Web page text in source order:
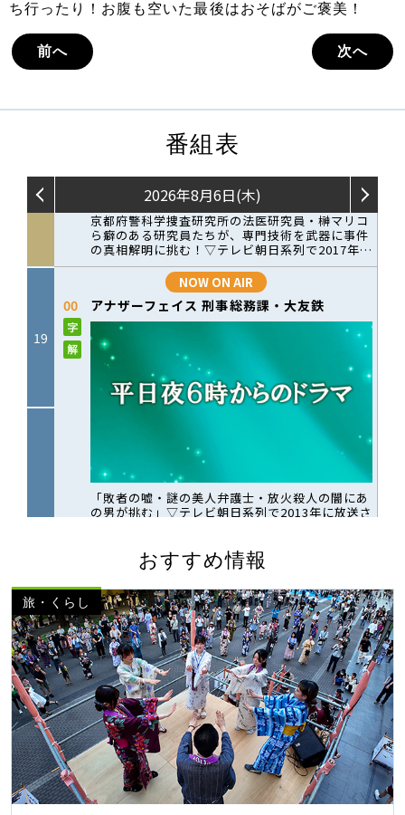
ち行ったり！お腹も空いた最後はおそばがご褒美！
前へ 次へ
番組表
おすすめ情報
旅・くらし